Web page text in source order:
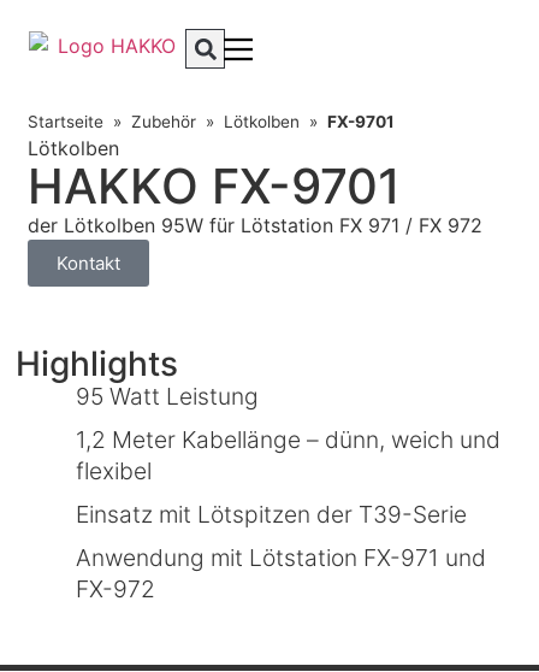
Startseite »Zubehör » Lötkolben »FX-9701
Lötkolben
HAKKO FX-9701
der Lötkolben 95W für Lötstation FX 971 / FX 972
Kontakt
Highlights
95 Watt Leistung
1,2 Meter Kabellänge – dünn, weich und
flexibel
Einsatz mit Lötspitzen der T39-Serie
Anwendung mit Lötstation FX-971 und
FX-972